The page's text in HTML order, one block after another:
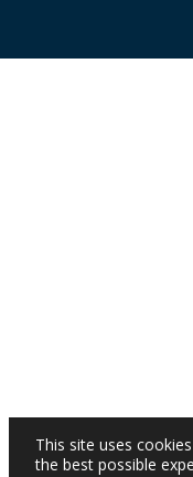
This site uses
the best possible